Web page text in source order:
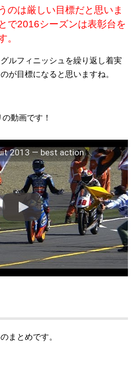
のは厳しい目標だと思いま
で2016シーズンは表彰台を
。
ルフィニッシュを繰り返し着実
が目標になると思いますね。
動画です！
2013 — best action
まとめです。